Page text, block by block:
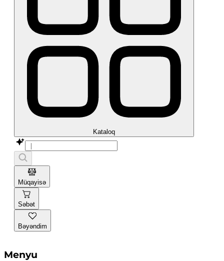
Kataloq
Müqayisə
Səbət
Bəyəndim
Menyu